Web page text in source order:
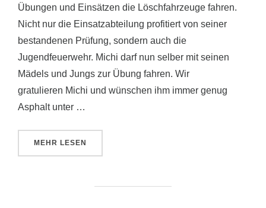
Übungen und Einsätzen die Löschfahrzeuge fahren.
Nicht nur die Einsatzabteilung profitiert von seiner
bestandenen Prüfung, sondern auch die
Jugendfeuerwehr. Michi darf nun selber mit seinen
Mädels und Jungs zur Übung fahren. Wir
gratulieren Michi und wünschen ihm immer genug
Asphalt unter …
MEHR ÜBER „NEUER KRAFTFAHRER IN KALBACH“
LESEN